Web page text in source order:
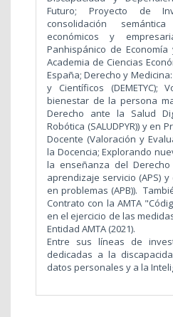
Futuro; Proyecto de
consolidación
económicos y
Panhispánico de
Academia de Ciencias
España; Derecho y
y Científicos (DEMETYC);
bienestar de la persona
Derecho ante la Salud
Robótica (SALUDPYR)) y en
Docente (Valoración y
la Docencia; Explorando
la enseñanza del
aprendizaje servicio (APS)
en problemas (APB)).
Contrato con la AMTA
en el ejercicio de las
Entidad AMTA (2021).
Entre sus líneas de
dedicadas a la
datos personales y a la